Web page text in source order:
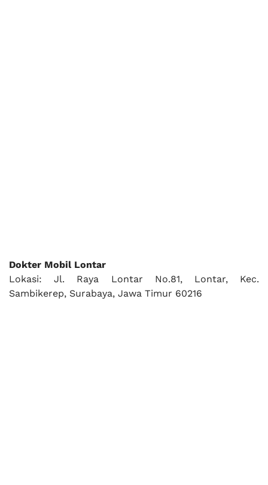
Dokter Mobil Lontar
Lokasi: Jl. Raya Lontar No.81, Lontar, Kec.
Sambikerep, Surabaya, Jawa Timur 60216